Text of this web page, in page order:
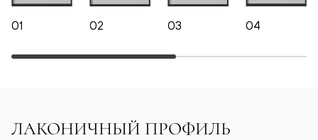
01 02 03 04
ЛАКОНИЧНЫЙ ПРОФИЛЬ